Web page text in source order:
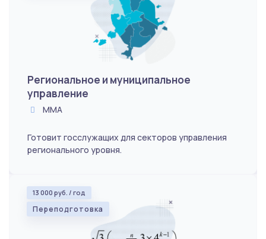
Региональное и муниципальное
управление
ММА
Готовит госслужащих для секторов управления
регионального уровня.
13 000 руб. / год
Переподготовка